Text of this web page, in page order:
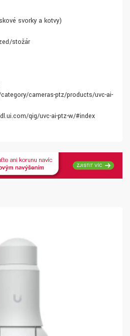
svorky a kotvy)
stožár
cameras-ptz/products/uvc-ai-
qig/uvc-ai-ptz-w/#index